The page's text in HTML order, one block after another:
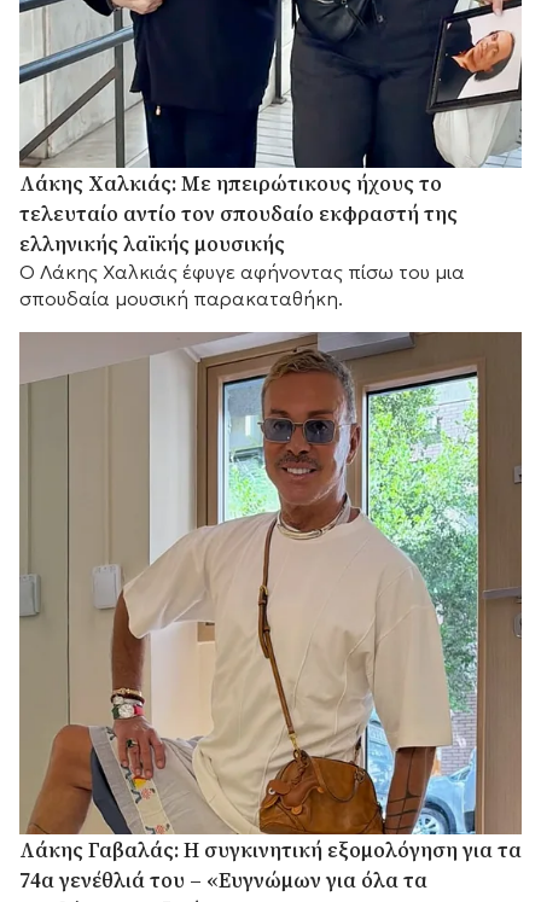
Λάκης Χαλκιάς: Με ηπειρώτικους ήχους το
τελευταίο αντίο τον σπουδαίο εκφραστή της
ελληνικής λαϊκής μουσικής
Ο Λάκης Χαλκιάς έφυγε αφήνοντας πίσω του μια
σπουδαία μουσική παρακαταθήκη.
Λάκης Γαβαλάς: Η συγκινητική εξομολόγηση για τα
74α γενέθλιά του – «Ευγνώμων για όλα τα